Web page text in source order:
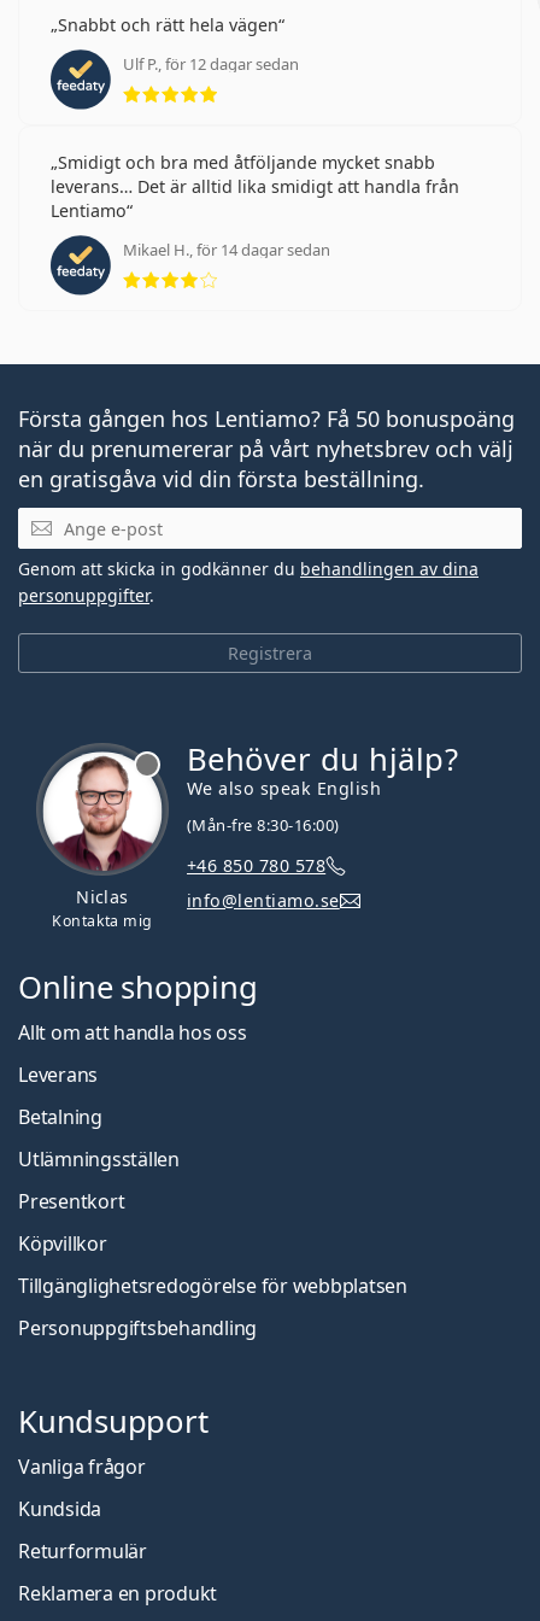
Snabbt och rätt hela vägen
Ulf P., för 12 dagar sedan
Betyg 5 av 5
Smidigt och bra med åtföljande mycket snabb
leverans… Det är alltid lika smidigt att handla från
Lentiamo
Mikael H., för 14 dagar sedan
Betyg 4 av 5
Första gången hos Lentiamo? Få 50 bonuspoäng
när du prenumererar på vårt nyhetsbrev och välj
en gratisgåva vid din första beställning.
Mejladress
Registrera
Genom att skicka in godkänner du behandlingen av dina
personuppgifter.
Niclas
Kontakta mig
Behöver du hjälp?
We also speak English
(Mån-fre 8:30-16:00)
+46 850 780 578
info@lentiamo.se
Online shopping
Allt om att handla hos oss
Leverans
Betalning
Utlämningsställen
Presentkort
Köpvillkor
Tillgänglighetsredogörelse för webbplatsen
Personuppgiftsbehandling
Kundsupport
Vanliga frågor
Kundsida
Returformulär
Reklamera en produkt